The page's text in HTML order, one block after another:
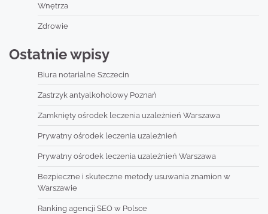
Wnętrza
Zdrowie
Ostatnie wpisy
Biura notarialne Szczecin
Zastrzyk antyalkoholowy Poznań
Zamknięty ośrodek leczenia uzależnień Warszawa
Prywatny ośrodek leczenia uzależnień
Prywatny ośrodek leczenia uzależnień Warszawa
Bezpieczne i skuteczne metody usuwania znamion w
Warszawie
Ranking agencji SEO w Polsce